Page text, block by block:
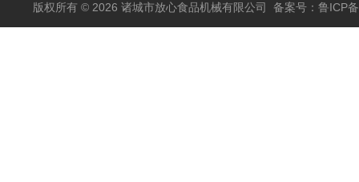
版权所有 © 2026 诸城市放心食品机械有限公司 备案号：鲁ICP